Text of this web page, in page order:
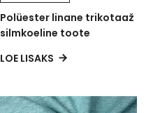
Polüester linane trikotaaž
silmkoeline toote
LOE LISAKS